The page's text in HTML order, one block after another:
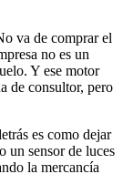
va de comprar el
no es un
Y ese motor
de consultor, pero
es como dejar
un sensor de luces
la mercancía